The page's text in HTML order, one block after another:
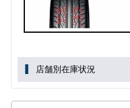
店舗別在庫状況